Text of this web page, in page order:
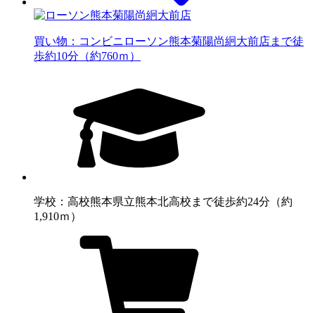
買い物：コンビニ ローソン熊本菊陽尚絅大前店まで徒
歩約10分（約760ｍ）
学校：高校熊本県立熊本北高校まで徒歩約24分（約
1,910ｍ）